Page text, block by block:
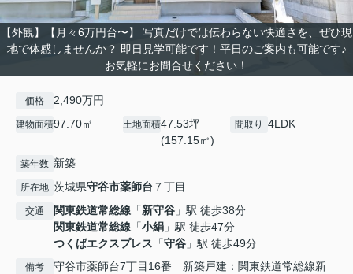
【外観】【月々6万円台〜】 写真だけでは伝わらない快適さを、ぜひ現
地で体感しませんか？ 即日見学可能です！平日のご案内も可能です♪
お気軽にお問合せください！
価格 2,490万円
建物面積97.70㎡ 土地面積47.53坪
(157.15㎡)
間取り 4LDK
築年数 新築
所在地 茨城県守谷市薬師台 ７丁目
交通 関東鉄道常総線 「新守谷 」駅 徒歩38分
関東鉄道常総線 「小絹 」駅 徒歩47分
つくばエクスプレス 「守谷 」駅 徒歩49分
備考
守谷市薬師台7丁目16番 新築戸建：関東鉄道常総線新